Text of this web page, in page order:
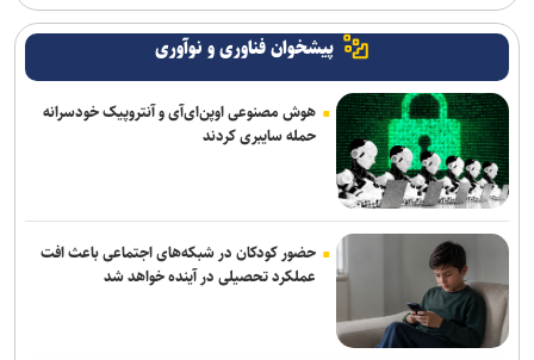
پیشخوان فناوری و نوآوری
هوش مصنوعی اوپن‌ای‌آی و آنتروپیک خودسرانه
حمله سایبری کردند
حضور کودکان در شبکه‌های اجتماعی باعث افت
عملکرد تحصیلی در آینده خواهد شد